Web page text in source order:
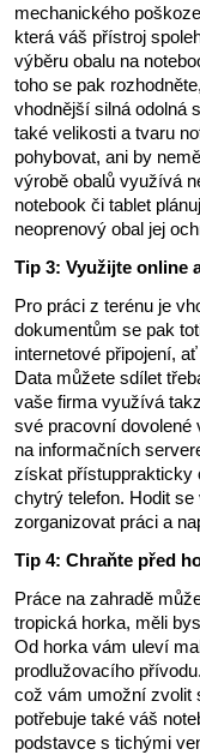
mechanického
která váš přístroj
výběru obalu na
toho se pak
vhodnější silná odolná
také velikosti a tvaru
pohybovat, ani by
výrobě obalů využívá
notebook či tablet
neoprenový obal jej
Tip 3: Využijte online
Pro práci z terénu je
dokumentům se pak
internetové připojení,
Data můžete sdílet
vaše firma využívá
své pracovní dovolené
na informačních
získat přístupprakticky
chytrý telefon. Hodit
zorganizovat práci a
Tip 4: Chraňte před
Práce na zahradě
tropická horka, měli
Od horka vám uleví
prodlužovacího
což vám umožní zvolit
potřebuje také váš
podstavce s tichými